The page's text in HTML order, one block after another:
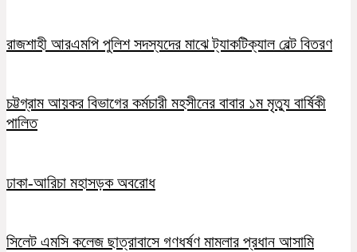
রাজশাহী আরএমপি পুলিশ সদস্যদের মাঝে ট্যাকটিক্যাল বেল্ট বিতরণ
চট্টগ্রাম আয়কর বিভাগের কর্মচারী মহসীনের বাবার ১ম মৃত্যু বার্ষিকী
পালিত
ঢাকা-আরিচা মহাসড়ক অবরোধ
সিলেট এমসি কলেজ ছাত্রাবাসে গণধর্ষণ মামলার প্রধান আসামি